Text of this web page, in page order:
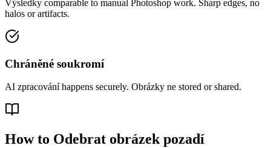
Výsledky comparable to manual Photoshop work. Sharp edges, no
halos or artifacts.
Chráněné soukromí
AI zpracování happens securely. Obrázky ne stored or shared.
How to Odebrat obrázek pozadí